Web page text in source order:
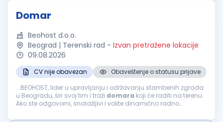
Domar
Beohost d.o.o.
Beograd | Terenski rad - Izvan pretražene lokacije
09.08.2026
CV nije obavezan
Obaveštenje o statusu prijave
...BEOHOST, lider u upravljanju i održavanju stambenih zgrada
u Beogradu, širi svoj tim i traži domara koji će raditi na terenu.
Ako ste odgovorni, snalažljivi i volite dinamično radno